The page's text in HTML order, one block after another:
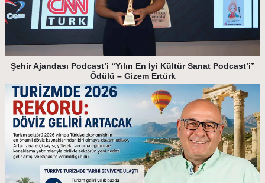
Şehir Ajandası Podcast’i “Yılın En İyi Kültür Sanat Podcast’i”
Ödülü – Gizem Ertürk